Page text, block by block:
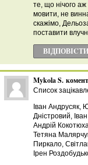
те, що нічого
мовити, не
скажімо,
поставити
ВІДПОВІCТИ
Mykola S.
Список
Іван
Дністровий,
Андрій
Тетяна
Пиркало,
Ірен